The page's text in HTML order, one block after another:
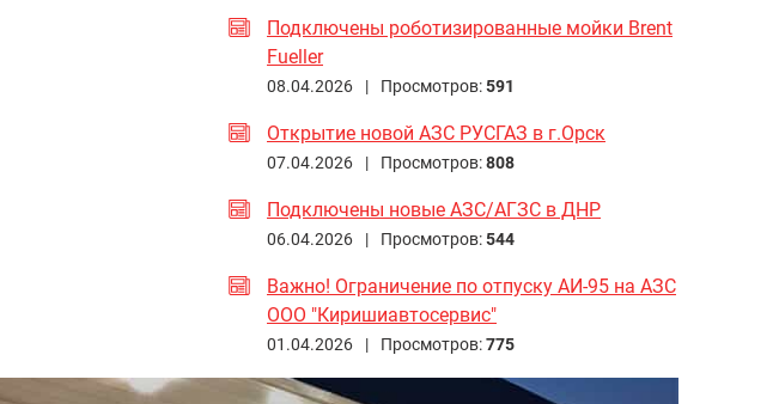
Подключены роботизированные мойки Brent
Fueller
08.04.2026 | Просмотров:591
Открытие новой АЗС РУСГАЗ в г.Орск
07.04.2026 | Просмотров:808
Подключены новые АЗС/АГЗС в ДНР
06.04.2026 | Просмотров:544
Важно! Ограничение по отпуску АИ-95 на АЗС
ООО "Киришиавтосервис"
01.04.2026 | Просмотров:775